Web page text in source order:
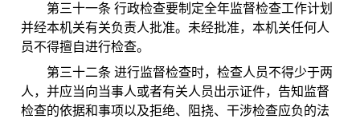
第三十一条 行政检查要制定全年监督检查工作计划
并经本机关有关负责人批准。未经批准，本机关任何人
员不得擅自进行检查。
第三十二条 进行监督检查时，检查人员不得少于两
人，并应当向当事人或者有关人员出示证件，告知监督
检查的依据和事项以及拒绝、阻挠、干涉检查应负的法